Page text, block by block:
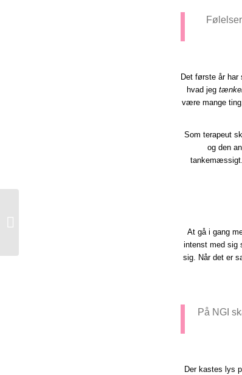
Det første år har
hvad jeg
være mange
Som terapeut
og den
At gå i gang
intenst med sig
sig. Når det er
På NGI
Der kastes lys